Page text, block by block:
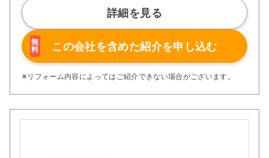
なストレス、困りごとを解消する」こ
とからはじまります。
キッチンの位置を北側から明るい南側
へ移動し、対面式にリフォームした事
例では、家事をしながら家族と会話が
できるようになり、奥様にも大変喜ん
住まいの温度差を減らしたり、家族が
自然と集まりやすい動線を見直したり
することで、身体だけでなく心まで温
詳細を見る
無
料
この会社を含めた紹介を申し込む
※リフォーム内容によってはご紹介できない場合がございます。